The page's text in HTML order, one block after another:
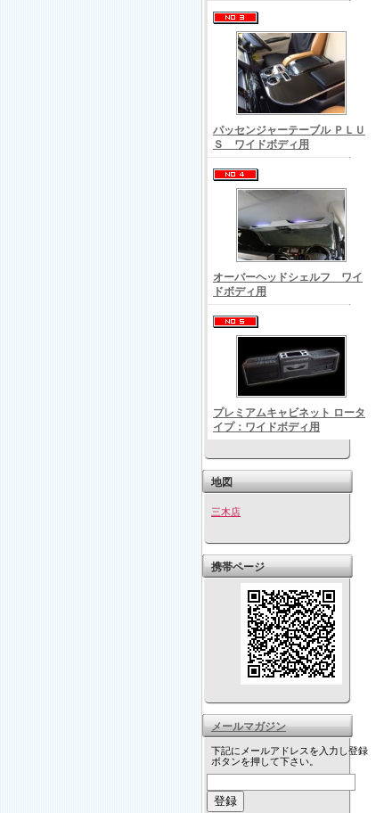
パッセンジャーテーブル ＰＬＵ
Ｓ ワイドボディ用
オーバーヘッドシェルフ ワイ
ドボディ用
プレミアムキャビネット ロータ
イプ：ワイドボディ用
地図
三木店
携帯ページ
メールマガジン
下記にメールアドレスを入力し登録
ボタンを押して下さい。